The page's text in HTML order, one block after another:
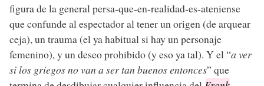
figura de la general persa-que-en-realidad-es-ateniense
que confunde al espectador al tener un origen (de arquear
ceja), un trauma (el ya habitual si hay un personaje
femenino), y un deseo prohibido (y eso ya tal). Y el “a ver
si los griegos no van a ser tan buenos entonces” que